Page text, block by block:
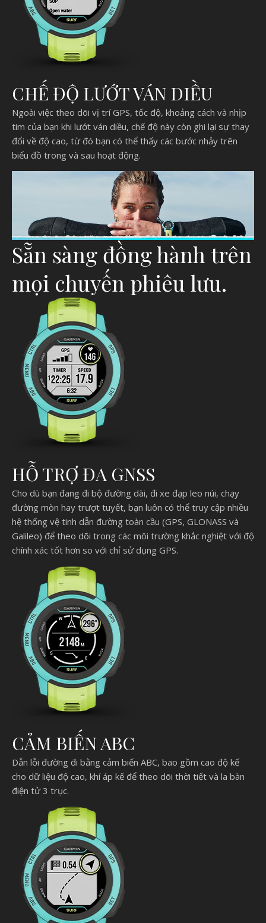
CHẾ ĐỘ LƯỚT VÁN DIỀU
Ngoài việc theo dõi vị trí GPS, tốc độ, khoảng cách và nhịp
tim của bạn khi lướt ván diều, chế độ này còn ghi lại sự thay
đổi về độ cao, từ đó bạn có thể thấy các bước nhảy trên
biểu đồ trong và sau hoạt động.
Sẵn sàng đồng hành trên
mọi chuyến phiêu lưu.
HỖ TRỢ ĐA GNSS
Cho dù bạn đang đi bộ đường dài, đi xe đạp leo núi, chạy
đường mòn hay trượt tuyết, bạn luôn có thể truy cập nhiều
hệ thống vệ tinh dẫn đường toàn cầu (GPS, GLONASS và
Galileo) để theo dõi trong các môi trường khắc nghiệt với độ
chính xác tốt hơn so với chỉ sử dụng GPS.
CẢM BIẾN ABC
Dẫn lỗi đường đi bằng cảm biến ABC, bao gồm cao độ kế
cho dữ liệu độ cao, khí áp kế để theo dõi thời tiết và la bàn
điện tử 3 trục.